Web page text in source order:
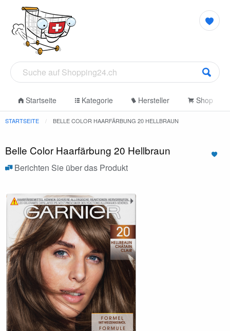
Startseite Kategorie Hersteller Shop
STARTSEITE BELLE COLOR HAARFÄRBUNG 20 HELLBRAUN
Belle Color Haarfärbung 20 Hellbraun
Berichten Sie über das Produkt